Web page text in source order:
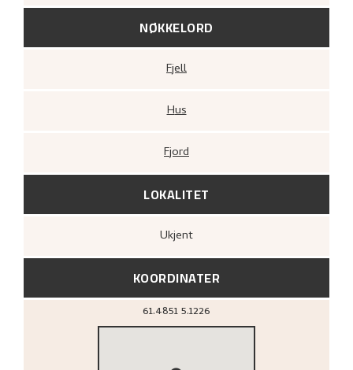
NØKKELORD
Fjell
Hus
Fjord
LOKALITET
Ukjent
KOORDINATER
61.48515.1226